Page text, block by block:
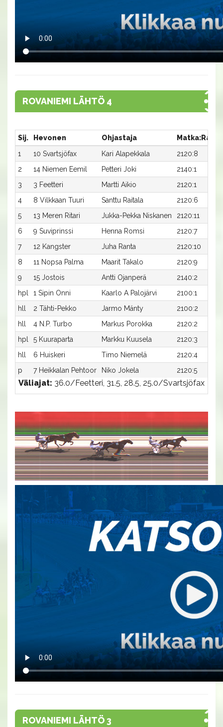
ROVANIEMI LÄHTÖ 4
Sij. Hevonen Ohjastaja
Matka:Rata
1
10 Svartsjöfax Kari Alapekkala
2120:8
2
14 Niemen Eemil Petteri Joki
2140:1
3
3 Feetteri Martti Aikio
2120:1
4
8 Vilkkaan Tuuri Santtu Raitala
2120:6
5
13 Meren Ritari Jukka-Pekka Niskanen
2120:11
6
9 Suviprinssi Henna Romsi
2120:7
7
12 Kangster Juha Ranta
2120:10
8
11 Nopsa Palma Maarit Takalo
2120:9
9
15 Jostois Antti Ojanperä
2140:2
hpl
1 Sipin Onni Kaarlo A Palojärvi
2100:1
hll
2 Tähti-Pekko Jarmo Mänty
2100:2
hll
4 N.P. Turbo Markus Porokka
2120:2
hpl
5 Kuuraparta Markku Kuusela
2120:3
hll
6 Huiskeri Timo Niemelä
2120:4
p
7 Heikkalan Pehtoor Niko Jokela 2120:5
Väliajat: 36.0/Feetteri, 31.5, 28.5, 25.0/Svartsjöfax
ROVANIEMI LÄHTÖ 3